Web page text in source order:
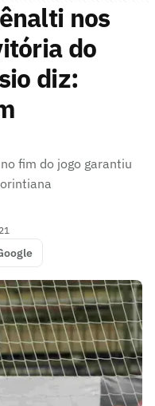
nos
do
diz:
fim do jogo garantiu